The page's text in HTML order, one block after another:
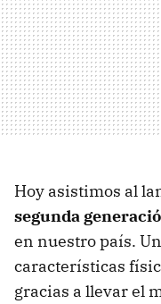
Hoy asistimos al
segunda
en nuestro país.
características
gracias a llevar el